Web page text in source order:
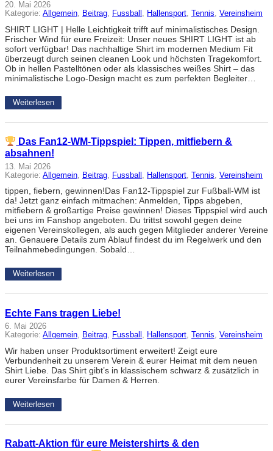
20. Mai 2026
Kategorie: Allgemein, Beitrag, Fussball , Hallensport, Tennis, Vereinsheim
SHIRT LIGHT | Helle Leichtigkeit trifft auf minimalistisches Design.
Frischer Wind für eure Freizeit: Unser neues SHIRT LIGHT ist ab
sofort verfügbar! Das nachhaltige Shirt im modernen Medium Fit
überzeugt durch seinen cleanen Look und höchsten Tragekomfort.
Ob in hellen Pastelltönen oder als klassisches weißes Shirt – das
minimalistische Logo-Design macht es zum perfekten Begleiter…
Weiterlesen
Das Fan12-WM-Tippspiel: Tippen, mitfiebern &
absahnen!
13. Mai 2026
Kategorie: Allgemein Beitrag Fussball Hallensport Tennis Vereinsheim
tippen, fiebern, gewinnen!Das Fan12-Tippspiel zur Fußball-WM ist
da! Jetzt ganz einfach mitmachen: Anmelden, Tipps abgeben,
mitfiebern & großartige Preise gewinnen! Dieses Tippspiel wird auch
bei uns im Fanshop angeboten. Du trittst sowohl gegen deine
eigenen Vereinskollegen, als auch gegen Mitglieder anderer Vereine
an. Genauere Details zum Ablauf findest du im Regelwerk und den
Teilnahmebedingungen. Sobald…
Weiterlesen
Echte Fans tragen Liebe!
6. Mai 2026
Kategorie: Allgemein, Beitrag, Fussball , Hallensport, Tennis, Vereinsheim
Wir haben unser Produktsortiment erweitert! Zeigt eure
Verbundenheit zu unserem Verein & eurer Heimat mit dem neuen
Shirt Liebe. Das Shirt gibt’s in klassischem schwarz & zusätzlich in
eurer Vereinsfarbe für Damen & Herren.
Weiterlesen
Rabatt-Aktion für eure Meistershirts & den